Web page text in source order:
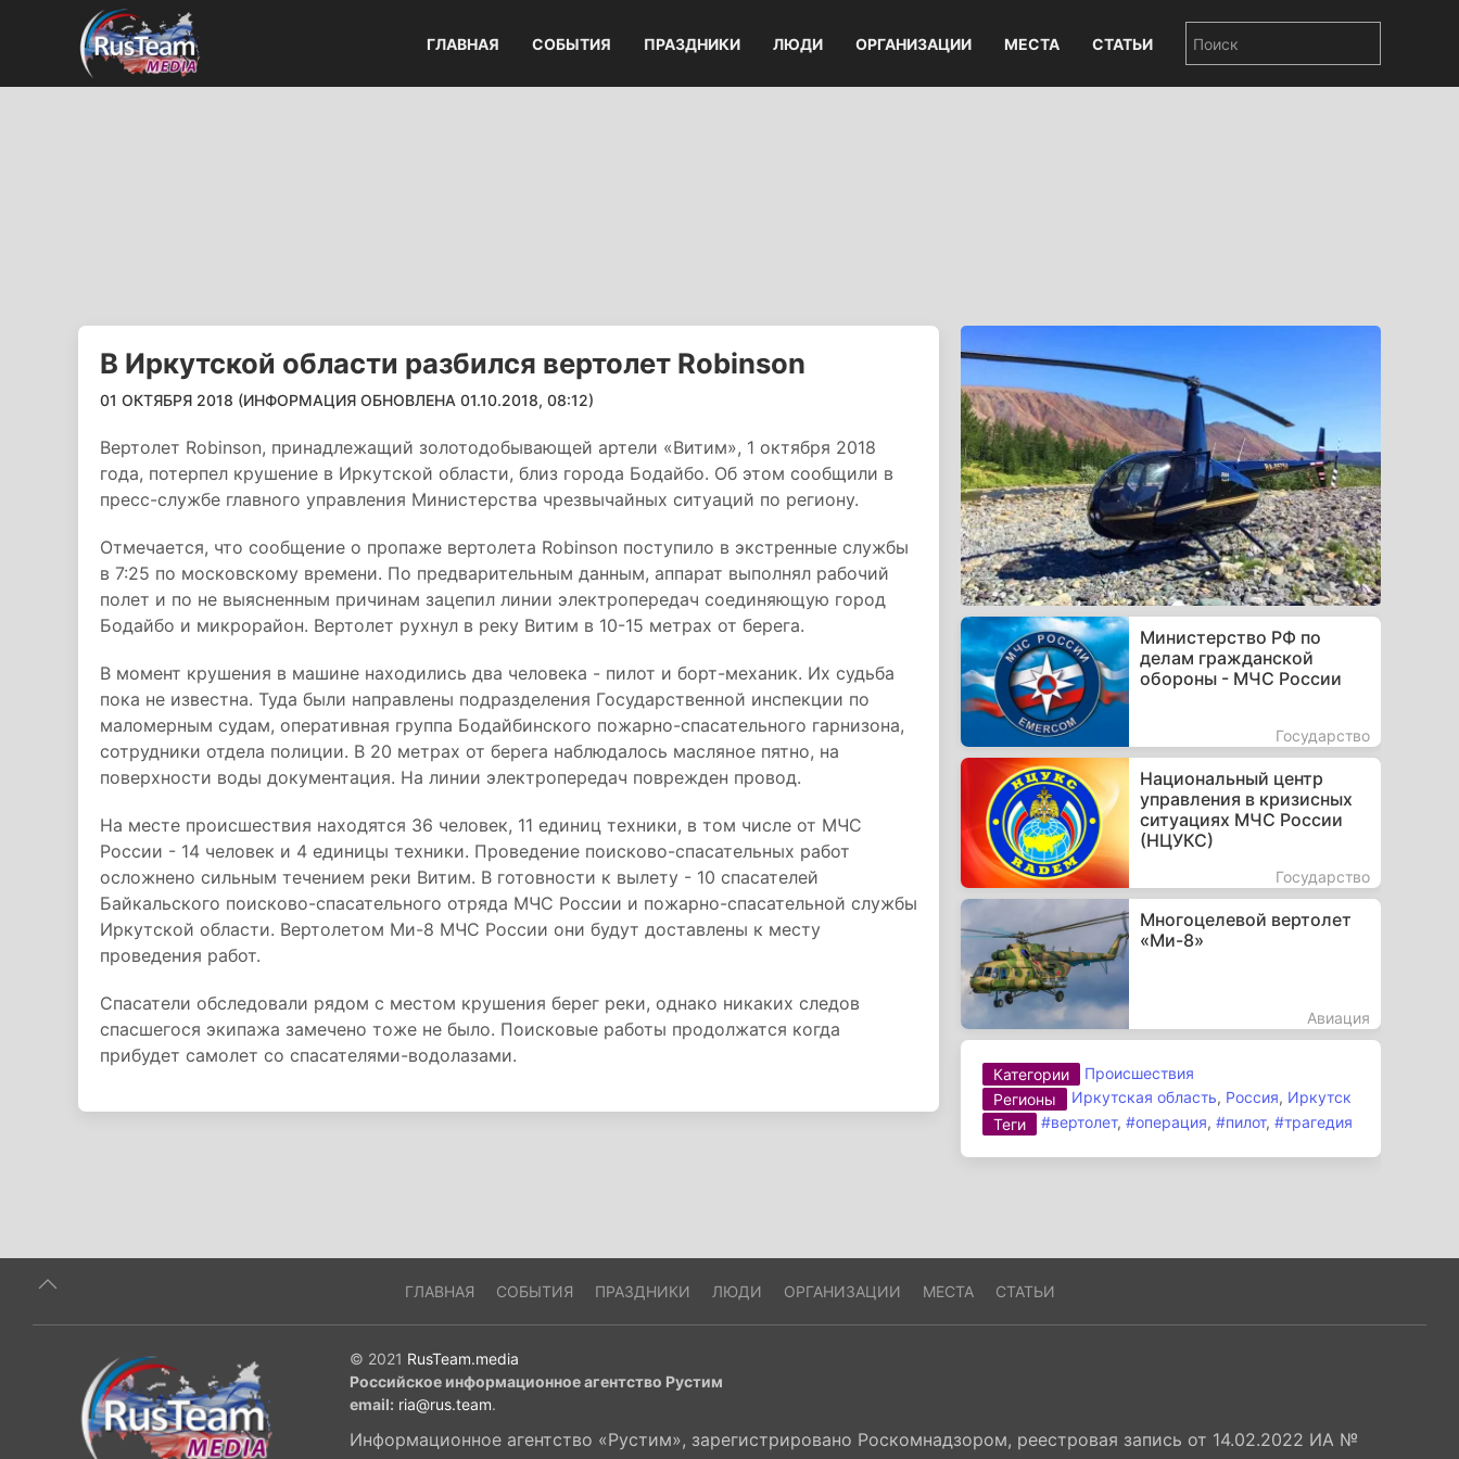
ГЛАВНАЯ СОБЫТИЯ ПРАЗДНИКИ ЛЮДИ ОРГАНИЗАЦИИ МЕСТА СТАТЬИ
В Иркутской области разбился вертолет Robinson
01 ОКТЯБРЯ 2018 (ИНФОРМАЦИЯ ОБНОВЛЕНА 01.10.2018, 08:12)
Вертолет Robinson, принадлежащий золотодобывающей артели «Витим», 1 октября 2018
года, потерпел крушение в Иркутской области, близ города Бодайбо. Об этом сообщили в
пресс-службе главного управления Министерства чрезвычайных ситуаций по региону.
Отмечается, что сообщение о пропаже вертолета Robinson поступило в экстренные службы
в 7:25 по московскому времени. По предварительным данным, аппарат выполнял рабочий
полет и по не выясненным причинам зацепил линии электропередач соединяющую город
Бодайбо и микрорайон. Вертолет рухнул в реку Витим в 10-15 метрах от берега.
В момент крушения в машине находились два человека - пилот и борт-механик. Их судьба
пока не известна. Туда были направлены подразделения Государственной инспекции по
маломерным судам, оперативная группа Бодайбинского пожарно-спасательного гарнизона,
сотрудники отдела полиции. В 20 метрах от берега наблюдалось масляное пятно, на
поверхности воды документация. На линии электропередач поврежден провод.
На месте происшествия находятся 36 человек, 11 единиц техники, в том числе от МЧС
России - 14 человек и 4 единицы техники. Проведение поисково-спасательных работ
осложнено сильным течением реки Витим. В готовности к вылету - 10 спасателей
Байкальского поисково-спасательного отряда МЧС России и пожарно-спасательной службы
Иркутской области. Вертолетом Ми-8 МЧС России они будут доставлены к месту
проведения работ.
Спасатели обследовали рядом с местом крушения берег реки, однако никаких следов
спасшегося экипажа замечено тоже не было. Поисковые работы продолжатся когда
прибудет самолет со спасателями-водолазами.
Министерство РФ по
делам гражданской
обороны - МЧС России
Государство
Национальный центр
управления в кризисных
ситуациях МЧС России
(НЦУКС)
Государство
Многоцелевой вертолет
«Ми-8»
Авиация
Категории
Происшествия
Регионы
Иркутская область, Россия, Иркутск
Теги
#вертолет,#операция,#пилот,#трагедия
ГЛАВНАЯ СОБЫТИЯ ПРАЗДНИКИ ЛЮДИ ОРГАНИЗАЦИИ МЕСТА СТАТЬИ
© 2021 RusTeam.media
Российское информационное агентство Рустим
email: ria@rus.team.
Информационное агентство «Рустим», зарегистрировано Роскомнадзором, реестровая запись от 14.02.2022 ИА №